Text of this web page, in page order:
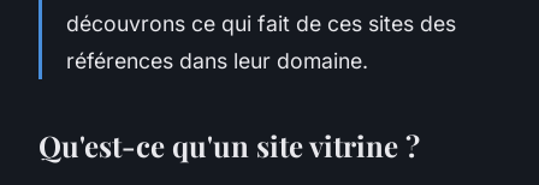
découvrons ce qui fait de ces sites des
références dans leur domaine.
Qu'est-ce qu'un site vitrine ?